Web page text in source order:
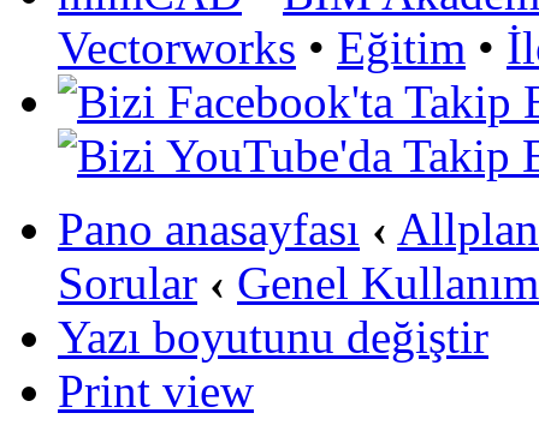
Vectorworks • Eğitim •
Pano anasayfası ‹
Sorular ‹ Genel Kullanım
Yazı boyutunu değiştir
Print view